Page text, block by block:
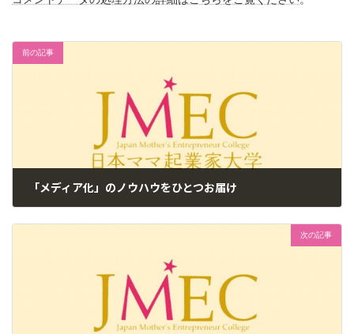
前の記事
「メディア化」のノウハウをひとつお届け
次の記事